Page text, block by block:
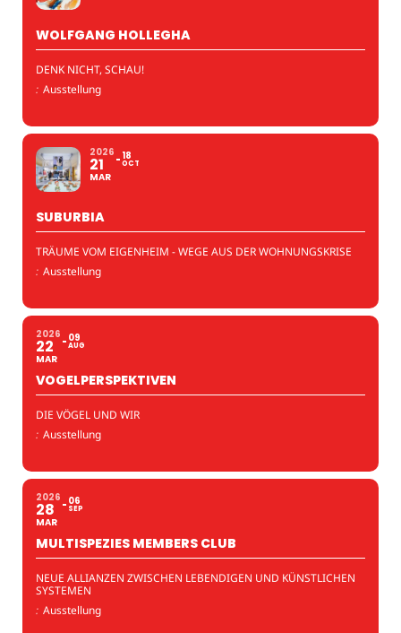
WOLFGANG HOLLEGHA
DENK NICHT, SCHAU!
: Ausstellung
2026
21
MAR
18
OCT
SUBURBIA
TRÄUME VOM EIGENHEIM - WEGE AUS DER WOHNUNGSKRISE
: Ausstellung
2026
22
MAR
09
AUG
VOGELPERSPEKTIVEN
DIE VÖGEL UND WIR
: Ausstellung
2026
28
MAR
06
SEP
MULTISPEZIES MEMBERS CLUB
NEUE ALLIANZEN ZWISCHEN LEBENDIGEN UND KÜNSTLICHEN
SYSTEMEN
: Ausstellung